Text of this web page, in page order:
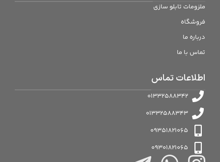
ملزومات تابلو سازی
فروشگاه
درباره ما
تماس با ما
اطلاعات تماس
01332588342
01332588343
09351821065
09301821065